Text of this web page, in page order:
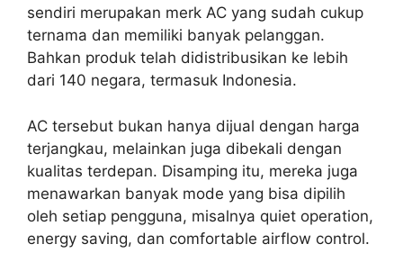
sendiri merupakan merk AC yang sudah cukup
ternama dan memiliki banyak pelanggan.
Bahkan produk telah didistribusikan ke lebih
dari 140 negara, termasuk Indonesia.
AC tersebut bukan hanya dijual dengan harga
terjangkau, melainkan juga dibekali dengan
kualitas terdepan. Disamping itu, mereka juga
menawarkan banyak mode yang bisa dipilih
oleh setiap pengguna, misalnya quiet operation,
energy saving, dan comfortable airflow control.